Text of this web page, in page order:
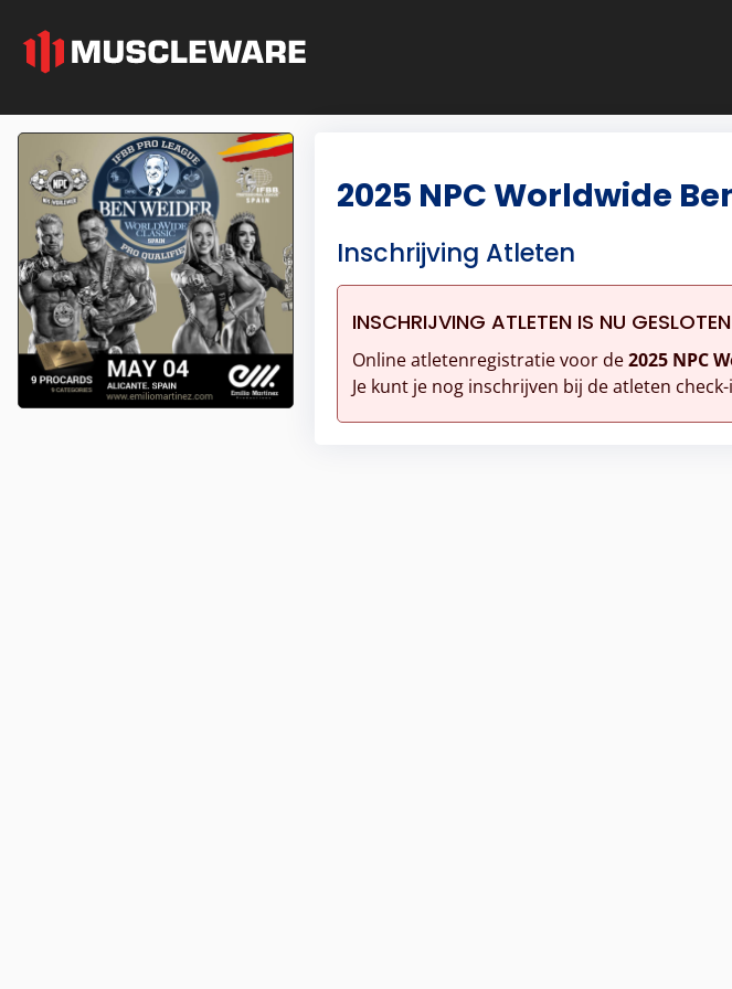
2025 NPC Worldwide
Inschrijving Atleten
INSCHRIJVING ATLETEN IS NU GESLOTEN
Online atletenregistratie voor de2025 NPC
Je kunt je nog inschrijven bij de atleten